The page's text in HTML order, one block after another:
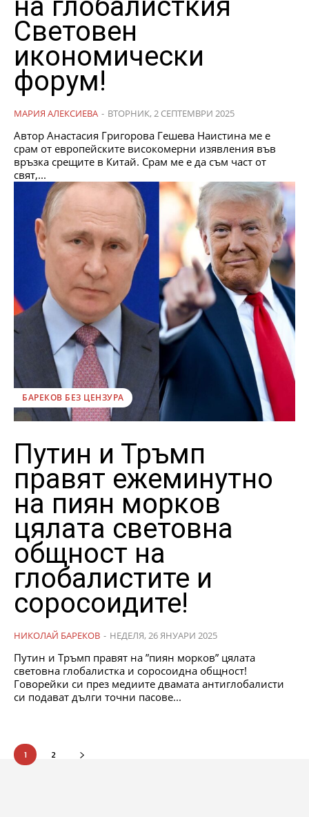
Световен
икономически
форум!
МАРИЯ АЛЕКСИЕВА - ВТОРНИК, 2 СЕПТЕМВРИ 2025
Автор Анастасия Григорова Гешева Наистина ме е
срам от европейските високомерни изявления във
връзка срещите в Китай. Срам ме е да съм част от
свят,...
БАРЕКОВ БЕЗ ЦЕНЗУРА
Путин и Тръмп
правят ежеминутно
на пиян морков
цялата световна
общност на
глобалистите и
соросоидите!
НИКОЛАЙ БАРЕКОВ - НЕДЕЛЯ, 26 ЯНУАРИ 2025
Путин и Тръмп правят на ”пиян морков” цялата
световна глобалистка и соросоидна общност!
Говорейки си през медиите двамата антиглобалисти
си подават дълги точни пасове...
1 2